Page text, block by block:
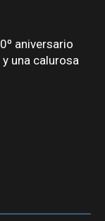
aniversario
una calurosa